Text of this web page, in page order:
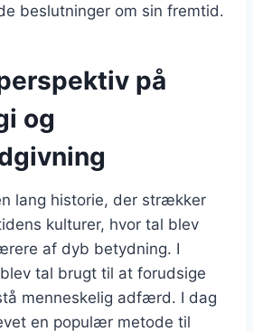
beslutninger om sin fremtid.
på
og
lang historie, der strækker
kulturer, hvor tal blev
af dyb betydning. I
tal brugt til at forudsige
menneskelig adfærd. I dag
en populær metode til